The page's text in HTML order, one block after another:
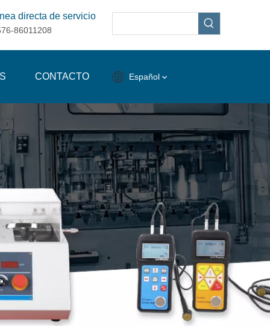
directa de servicio
86011208
CONTACTO Español